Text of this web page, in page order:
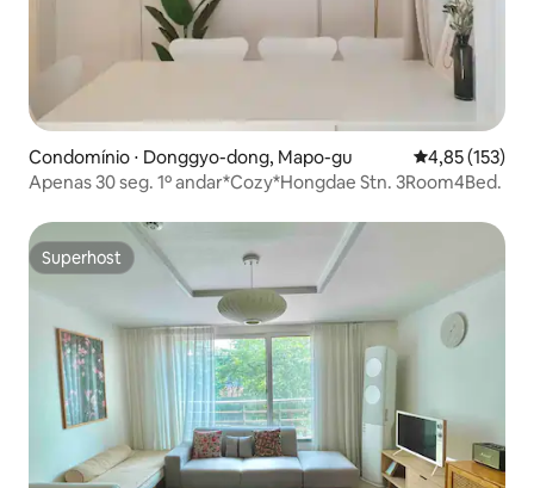
Condomínio ⋅ Donggyo-dong, Mapo-gu 4,85 de uma
4,85 (153)
Apenas 30 seg. 1º andar*Cozy*Hongdae Stn. 3Room4Bed.
Superhost
Superhost